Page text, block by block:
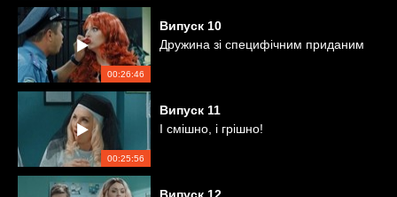
00:26:46
Випуск 10
Дружина зі специфічним приданим
00:25:56
Випуск 11
І смішно, і грішно!